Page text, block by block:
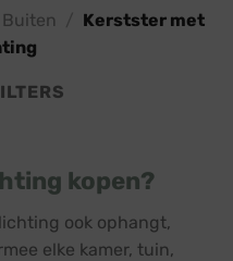
Buiten
Kerstster met
kopen?
ook ophangt,
elke kamer, tuin,